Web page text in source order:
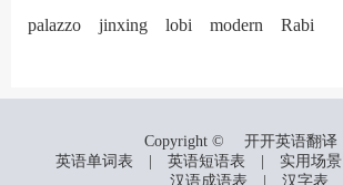
palazzo jinxing lobi modern Rabi
Copyright ©
开开英语翻译
英语单词表
英语短语表 实用场景
汉语成语表
汉字表